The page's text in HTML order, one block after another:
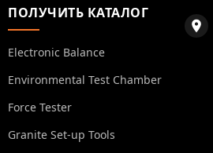
ПОЛУЧИТЬ КАТАЛОГ
Electronic Balance
Environmental Test Chamber
Force Tester
Granite Set-up Tools